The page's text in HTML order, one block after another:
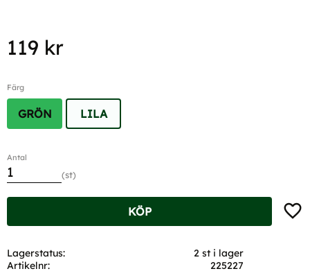
119 kr
Färg
GRÖN LILA
Antal
st
KÖP
Lagerstatus
2 st i lager
Artikelnr
225227